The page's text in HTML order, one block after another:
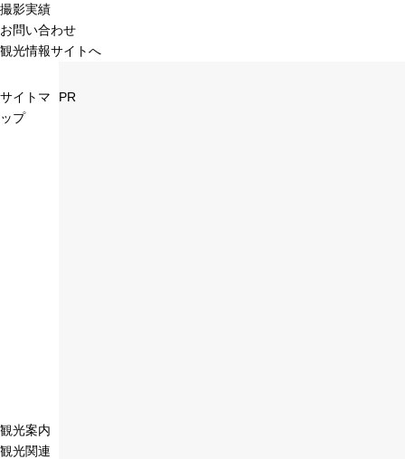
撮影実績
お問い合わせ
観光情報サイトへ
サイトマ
ップ
観光案内
観光関連
PR